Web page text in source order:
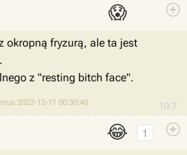
😱
10.7
okropną fryzurą, ale ta jest
z "resting bitch face".
2022-12-11 00:30:40
😂 1